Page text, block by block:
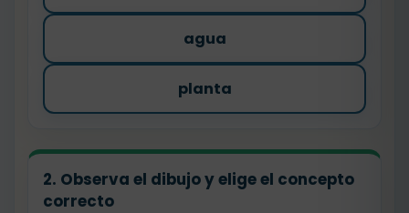
agua
planta
2. Observa el dibujo y elige el concepto
correcto